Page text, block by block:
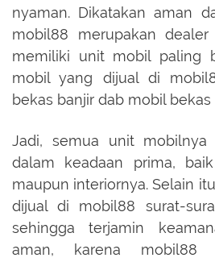
nyaman. Dikatakan aman
mobil88 merupakan
memiliki unit mobil paling
mobil yang dijual di
bekas banjir dab mobil
Jadi, semua unit mobilnya
dalam keadaan prima,
maupun interiornya. Selain
dijual di mobil88 surat-
sehingga terjamin
aman, karena mobil88